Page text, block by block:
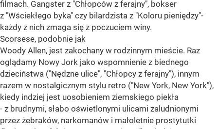
filmach. Gangster z "Chłopców z ferajny", bokser
z "Wściekłego byka" czy bilardzista z "Koloru pieniędzy"-
każdy z nich zmaga się z poczuciem winy.
Scorsese, podobnie jak
Woody Allen, jest zakochany w rodzinnym mieście. Raz
oglądamy Nowy Jork jako wspomnienie z biednego
dzieciństwa ("Nędzne ulice", "Chłopcy z ferajny"), innym
razem w nostalgicznym stylu retro ("New York, New York"),
kiedy indziej jest uosobieniem ziemskiego piekła
- z brudnymi, słabo oświetlonymi ulicami zaludnionymi
przez żebraków, narkomanów i małoletnie prostytutki